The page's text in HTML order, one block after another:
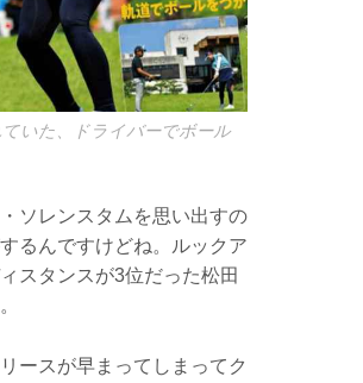
いた、ドライバーでボール
ソレンスタムを思い出すの
るんですけどね。ルックア
スタンスが3位だった松田
ースが早まってしまってク